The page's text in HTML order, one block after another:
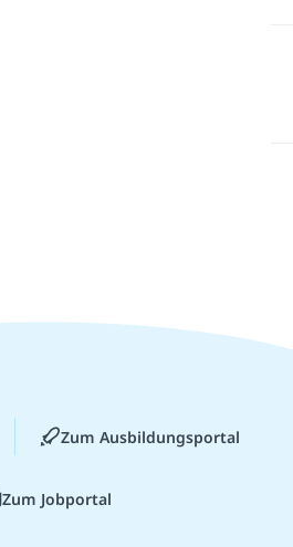
Zum Ausbildungsportal
Zum Jobportal